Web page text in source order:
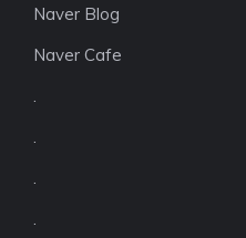
Naver Blog
Naver Cafe
.
.
.
.